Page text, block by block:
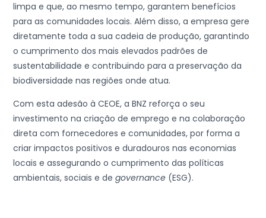
limpa e que, ao mesmo tempo, garantem benefícios
para as comunidades locais. Além disso, a empresa gere
diretamente toda a sua cadeia de produção, garantindo
o cumprimento dos mais elevados padrões de
sustentabilidade e contribuindo para a preservação da
biodiversidade nas regiões onde atua.
Com esta adesão à CEOE, a BNZ reforça o seu
investimento na criação de emprego e na colaboração
direta com fornecedores e comunidades, por forma a
criar impactos positivos e duradouros nas economias
locais e assegurando o cumprimento das políticas
ambientais, sociais e degovernance (ESG).